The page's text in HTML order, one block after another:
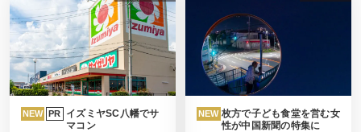
NEW PR
イズミヤSC八幡でサ
マコン
NEW 枚方で子ども食堂を営む女
性が中国新聞の特集に